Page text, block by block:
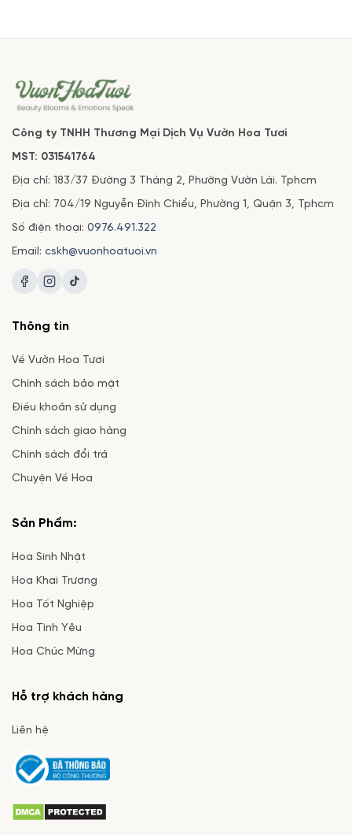
Công ty TNHH Thương Mại Dịch Vụ Vườn Hoa Tươi
MST: 031541764
Địa chỉ: 183/37 Đường 3 Tháng 2, Phường Vườn Lài. Tphcm
Địa chỉ: 704/19 Nguyễn Đình Chiểu, Phường 1, Quận 3, Tphcm
Số điện thoại: 0976.491.322
Email: cskh@vuonhoatuoi.vn
Thông tin
Về Vườn Hoa Tươi
Chính sách bảo mật
Điều khoản sử dụng
Chính sách giao hàng
Chính sách đổi trả
Chuyện Về Hoa
Sản Phẩm:
Hoa Sinh Nhật
Hoa Khai Trương
Hoa Tốt Nghiệp
Hoa Tình Yêu
Hoa Chúc Mừng
Hỗ trợ khách hàng
Liên hệ